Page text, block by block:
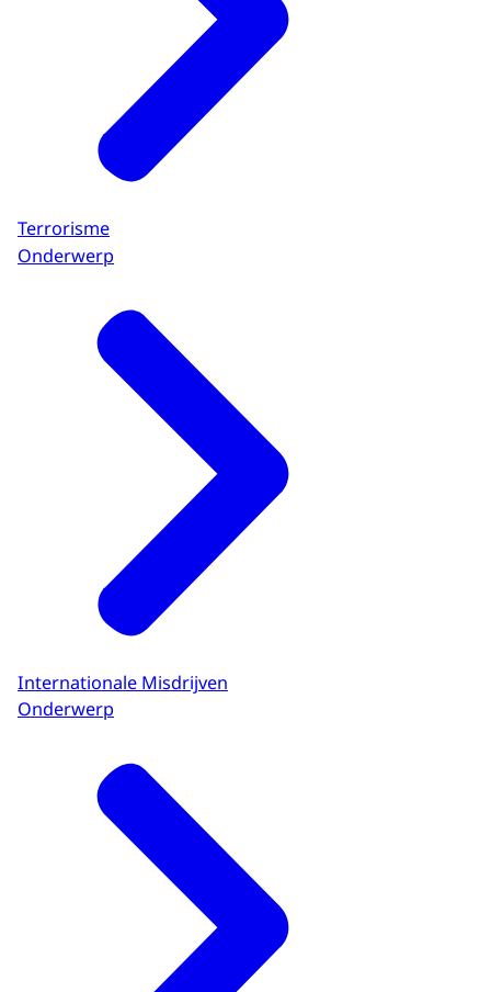
Terrorisme
Onderwerp
Internationale Misdrijven
Onderwerp